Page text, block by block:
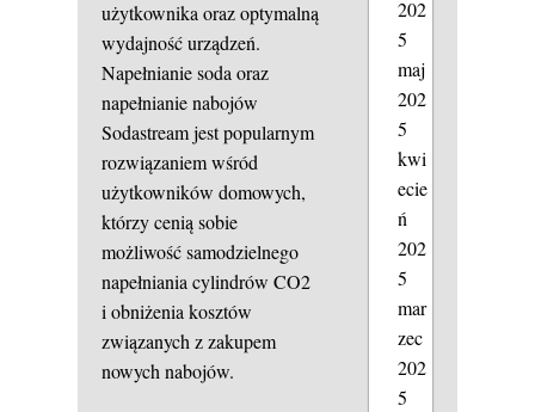
użytkownika oraz optymalną
wydajność urządzeń.
Napełnianie soda oraz
napełnianie nabojów
Sodastream jest popularnym
rozwiązaniem wśród
użytkowników domowych,
którzy cenią sobie
możliwość samodzielnego
napełniania cylindrów CO2
i obniżenia kosztów
związanych z zakupem
nowych nabojów.
202
5
maj
202
5
kwi
ecie
ń
202
5
mar
zec
202
5